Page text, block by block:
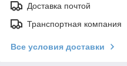
Доставка почтой
Транспортная компания
Все условия доставки